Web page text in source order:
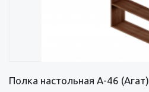
Полка настольная А-46 (Агат)